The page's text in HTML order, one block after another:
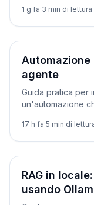
eccezioni.
1 g fa·3 min di lettura
Tutorial
Automazione
agente
Guida pratica per
un'automazione
17 h fa·5 min di
Tutorial
RAG in
usando